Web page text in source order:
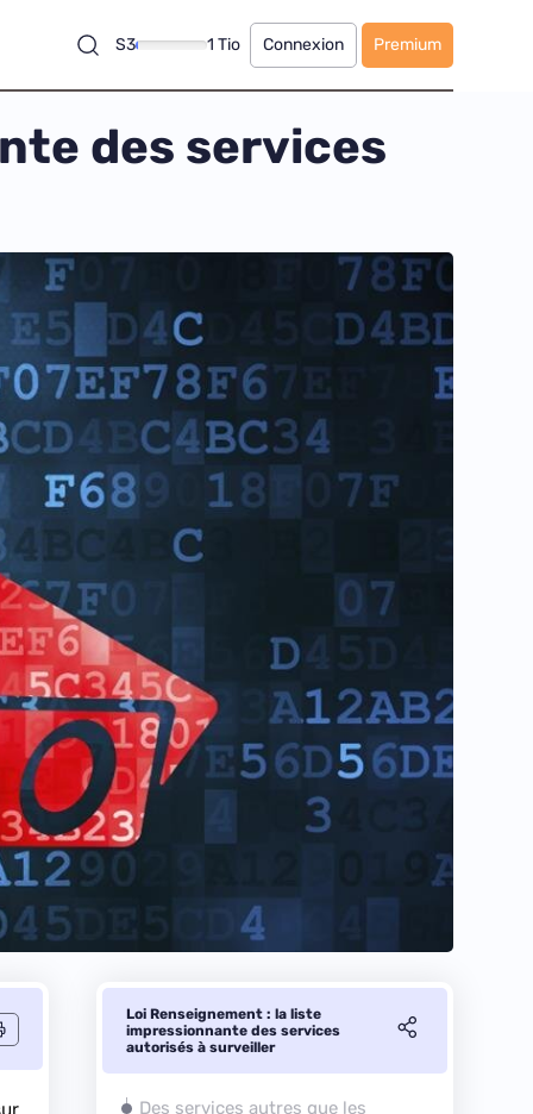
S3 1 Tio Connexion Premium
des services
Loi Renseignement : la liste
impressionnante des services
autorisés à surveiller
Des services autres que les